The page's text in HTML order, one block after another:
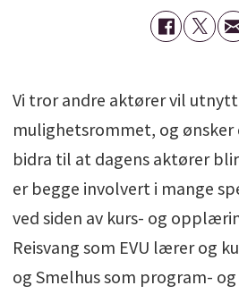
Vi tror andre aktører vil
mulighetsrommet, og
bidra til at dagens aktører
er begge involvert i mange
ved siden av kurs- og
Reisvang som EVU lærer og
og Smelhus som program-